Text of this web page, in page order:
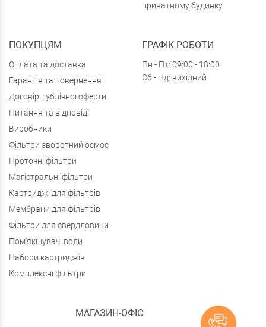
приватному будинку
ПОКУПЦЯМ
Оплата та доставка
Гарантія та повернення
Договір публічної оферти
Питання та відповіді
Виробники
Фільтри зворотний осмос
Проточні фільтри
Магістральні фільтри
Картриджі для фільтрів
Мембрани для фільтрів
Фільтри для свердловини
Пом'якшувачі води
Набори картриджів
Комплексні фільтри
ГРАФІК РОБОТИ
Пн - Пт: 09:00 - 18:00
Сб - Нд: вихідний
МАГАЗИН-ОФІС